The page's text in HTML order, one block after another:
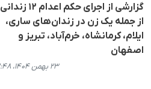
گزارشی از اجرای حکم اعدام ١٢ زندانی
از جملە یک زن در زندان‌های ساری،
ایلام، کرمانشاه، خرم‌آباد، تبریز و
اصفهان
۲۳ بهمن ۱۴۰۴، ۱۲:۴۸